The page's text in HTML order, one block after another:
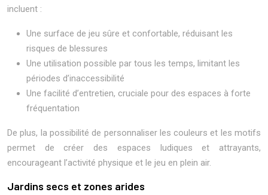
incluent :
Une surface de jeu sûre et confortable, réduisant les
risques de blessures
Une utilisation possible par tous les temps, limitant les
périodes d’inaccessibilité
Une facilité d’entretien, cruciale pour des espaces à forte
fréquentation
De plus, la possibilité de personnaliser les couleurs et les motifs
permet de créer des espaces ludiques et attrayants,
encourageant l’activité physique et le jeu en plein air.
Jardins secs et zones arides